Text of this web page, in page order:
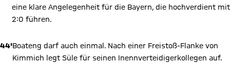
eine klare Angelegenheit für die Bayern, die hochverdient mit
2:0 führen.
44'Boateng darf auch einmal. Nach einer Freistoß-Flanke von
Kimmich legt Süle für seinen Inennverteidigerkollegen auf.